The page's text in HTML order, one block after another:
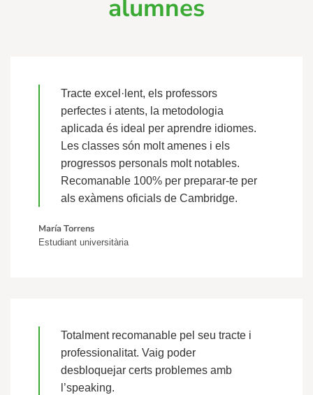
alumnes
Tracte excel·lent, els professors
perfectes i atents, la metodologia
aplicada és ideal per aprendre idiomes.
Les classes són molt amenes i els
progressos personals molt notables.
Recomanable 100% per preparar-te per
als exàmens oficials de Cambridge.
María Torrens
Estudiant universitària
Totalment recomanable pel seu tracte i
professionalitat. Vaig poder
desbloquejar certs problemes amb
l’speaking.